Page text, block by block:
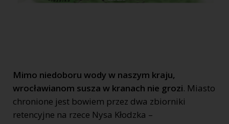
Mimo niedoboru wody w naszym kraju,
wrocławianom susza w kranach nie grozi. Miasto
chronione jest bowiem przez dwa zbiorniki
retencyjne na rzece Nysa Kłodzka –